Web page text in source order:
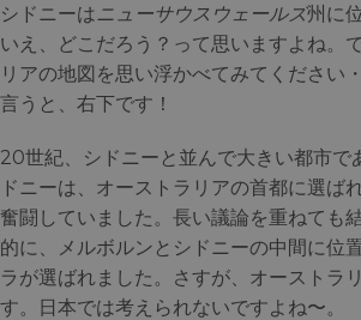
シドニーはニューサウスウェールズ州に
いえ、どこだろう？って思いますよね。
リアの地図を思い浮かべてみてください
言うと、右下です！
20世紀、シドニーと並んで大きい都市で
ドニーは、オーストラリアの首都に選ば
奮闘していました。長い議論を重ねても
的に、メルボルンとシドニーの中間に位
ラが選ばれました。さすが、オーストラ
す。日本では考えられないですよね〜。